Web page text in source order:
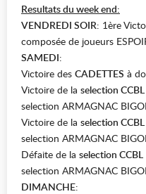
Resultats du week end:
VENDREDI SOIR: 1ère
composée de joueurs
SAMEDI:
Victoire des CADETTES à
Victoire de la selection CCBL
selection ARMAGNAC
Victoire de la selection CCBL
selection ARMAGNAC
Défaite de la selection CCBL
selection ARMAGNAC
DIMANCHE: